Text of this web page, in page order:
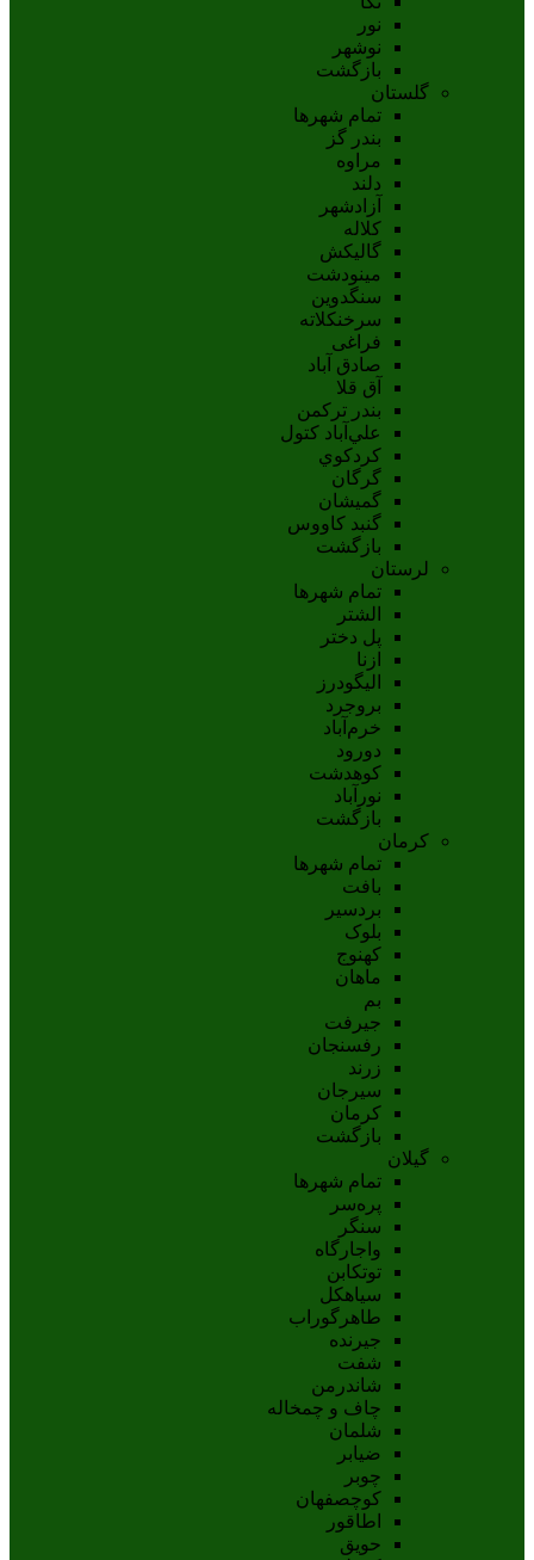
نور
نوشهر
بازگشت
گلستان
تمام شهر‌ها
بندر گز
مراوه
دلند
آزادشهر
کلاله
گالیکش
مینودشت
سنگدوین
سرخنکلاته
فراغی
صادق آباد
آق قلا
بندر ترکمن
علي‌آباد کتول
کردکوي
گرگان
گميشان
گنبد کاووس
بازگشت
لرستان
تمام شهر‌ها
الشتر
پل دختر
ازنا
اليگودرز
بروجرد
خرم‌آباد
دورود
کوهدشت
نورآباد
بازگشت
کرمان
تمام شهر‌ها
بافت
بردسیر
بلوک
کهنوج
ماهان
بم
جيرفت
رفسنجان
زرند
سيرجان
کرمان
بازگشت
گیلان
تمام شهر‌ها
پره‌سر
سنگر
واجارگاه
توتکابن
سیاهکل
طاهرگوراب
جیرنده
شفت
شاندرمن
چاف و چمخاله
شلمان
ضیابر
چوبر
کوچصفهان
اطاقور
حویق